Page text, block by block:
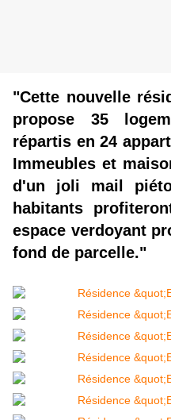
"Cette nouvelle
propose 35
répartis en 24
Immeubles et
d'un joli mail
habitants
espace verdoyant
fond de parcelle."